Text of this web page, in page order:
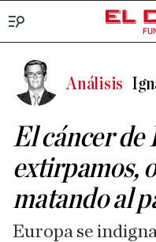
Análisis
El cáncer de
extirpamos,
matando al
Europa se